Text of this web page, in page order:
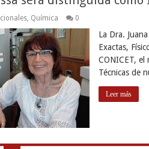
, Química 0
La Dra.
Exactas,
CONICET, el
Técnicas de
Leer más